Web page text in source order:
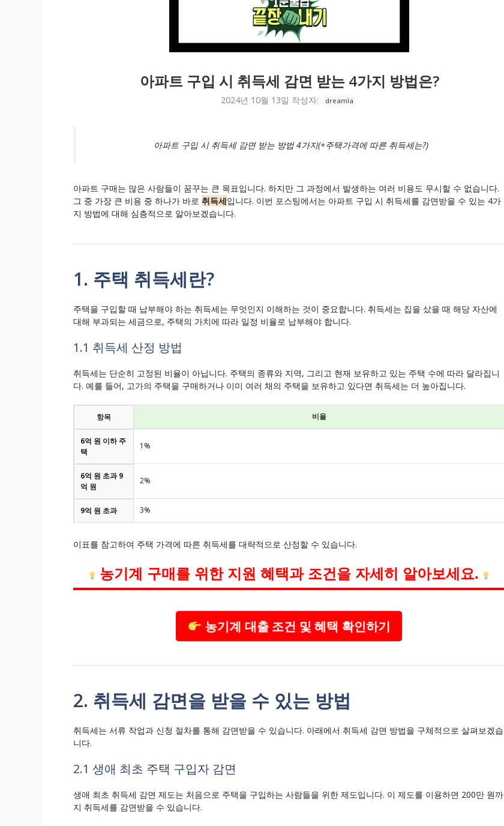
아파트 구입 시 취득세 감면 받는 4가지 방법은?
2024년 10월 13일 작성자: dreamla
아파트 구입 시 취득세 감면 받는 방법 4가지(+주택가격에 따른 취득세는?)
아파트 구매는 많은 사람들이 꿈꾸는 큰 목표입니다. 하지만 그 과정에서 발생하는 여러 비용도 무시할 수 없습니다.
그 중 가장 큰 비용 중 하나가 바로 취득세입니다. 이번 포스팅에서는 아파트 구입 시 취득세를 감면받을 수 있는 4가
지 방법에 대해 심층적으로 알아보겠습니다.
1. 주택 취득세란?
주택을 구입할 때 납부해야 하는 취득세는 무엇인지 이해하는 것이 중요합니다. 취득세는 집을 샀을 때 해당 자산에
대해 부과되는 세금으로, 주택의 가치에 따라 일정 비율로 납부해야 합니다.
1.1 취득세 산정 방법
취득세는 단순히 고정된 비율이 아닙니다. 주택의 종류와 지역, 그리고 현재 보유하고 있는 주택 수에 따라 달라집니
다. 예를 들어, 고가의 주택을 구매하거나 이미 여러 채의 주택을 보유하고 있다면 취득세는 더 높아집니다.
항목 비율
6억 원 이하 주
택
1%
6억 원 초과 9
억 원
2%
9억 원 초과 3%
이표를 참고하여 주택 가격에 따른 취득세를 대략적으로 산정할 수 있습니다.
농기계 구매를 위한 지원 혜택과 조건을 자세히 알아보세요.
농기계 대출 조건 및 혜택 확인하기
2. 취득세 감면을 받을 수 있는 방법
취득세는 서류 작업과 신청 절차를 통해 감면받을 수 있습니다. 아래에서 취득세 감면 방법을 구체적으로 살펴보겠습
니다.
2.1 생애 최초 주택 구입자 감면
생애 최초 취득세 감면 제도는 처음으로 주택을 구입하는 사람들을 위한 제도입니다. 이 제도를 이용하면 200만 원까
지 취득세를 감면받을 수 있습니다.